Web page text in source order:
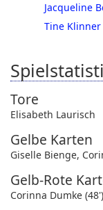
Jacqueline
Tine Klinner
Tore
Elisabeth Laurisch
Gelbe Karten
Giselle Bienge,
Gelb-Rote
Corinna Dumke (48')